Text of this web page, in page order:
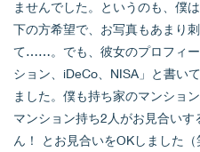
ませんでした。というのも、僕
下の方希望で、お写真もあまり
て……。でも、彼女のプロフィ
ション、iDeCo、NISA」と書い
ました。僕も持ち家のマンショ
マンション持ち2人がお見合いす
ん！ とお見合いをOKしました（